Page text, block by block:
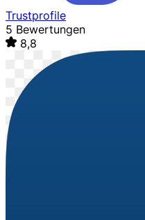
Trustprofile
5 Bewertungen
8,8